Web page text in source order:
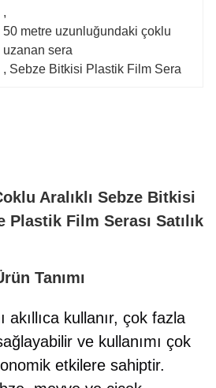
,
50 metre uzunluğundaki çoklu
uzanan sera
, Sebze Bitkisi Plastik Film Sera
Aralıklı Sebze Bitkisi
Plastik Film Serası Satılık
Tanımı
akıllıca kullanır, çok fazla
ve kullanımı çok
etkilere sahiptir.